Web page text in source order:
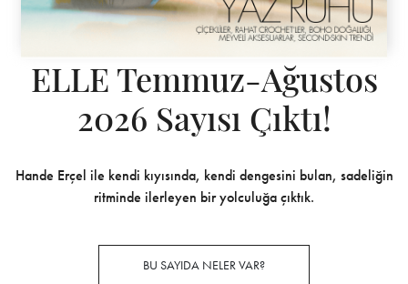
ELLE Temmuz-Ağustos
2026 Sayısı Çıktı!
Hande Erçel ile kendi kıyısında, kendi dengesini bulan, sadeliğin
ritminde ilerleyen bir yolculuğa çıktık.
BU SAYIDA NELER VAR?